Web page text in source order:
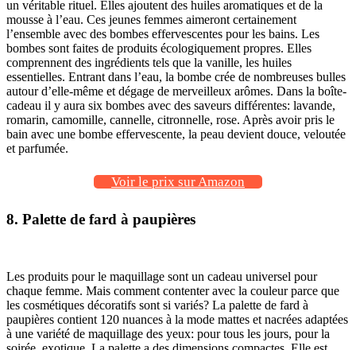
un véritable rituel. Elles ajoutent des huiles aromatiques et de la
mousse à l’eau. Ces jeunes femmes aimeront certainement
l’ensemble avec des bombes effervescentes pour les bains. Les
bombes sont faites de produits écologiquement propres. Elles
comprennent des ingrédients tels que la vanille, les huiles
essentielles. Entrant dans l’eau, la bombe crée de nombreuses bulles
autour d’elle-même et dégage de merveilleux arômes. Dans la boîte-
cadeau il y aura six bombes avec des saveurs différentes: lavande,
romarin, camomille, cannelle, citronnelle, rose. Après avoir pris le
bain avec une bombe effervescente, la peau devient douce, veloutée
et parfumée.
Voir le prix sur Amazon
8. Palette de fard à paupières
Les produits pour le maquillage sont un cadeau universel pour
chaque femme. Mais comment contenter avec la couleur parce que
les cosmétiques décoratifs sont si variés? La palette de fard à
paupières contient 120 nuances à la mode mattes et nacrées adaptées
à une variété de maquillage des yeux: pour tous les jours, pour la